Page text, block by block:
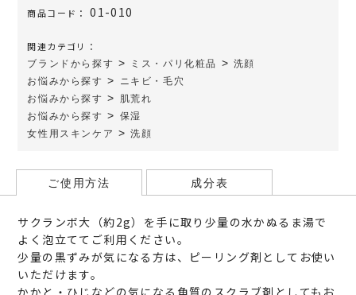
商品コード： 01-010
関連カテゴリ：
ブランドから探す > ミス・パリ化粧品 > 洗顔
お悩みから探す >
ニキビ・毛穴
お悩みから探す >
肌荒れ
お悩みから探す > 保湿
女性用スキンケア >洗顔
ご使用方法 成分表
サクランボ大（約2g）を手に取り少量の水かぬるま湯で
よく泡立ててご利用ください。
少量の黒ずみが気になる方は、ピーリング剤としてお使い
いただけます。
かかと・ひじなどの気になる角質のスクラブ剤としてもお